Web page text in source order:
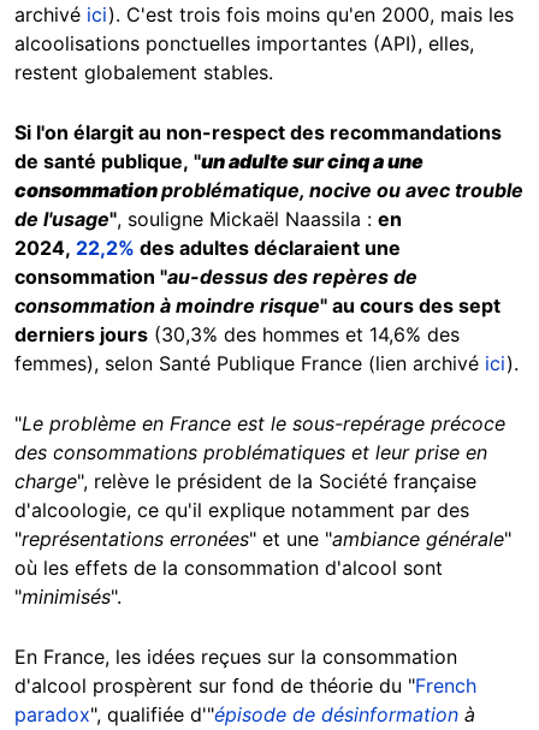
archivé ici). C'est trois fois moins qu'en 2000, mais les
alcoolisations ponctuelles importantes (API), elles,
restent globalement stables.
Si l'on élargit au non-respect des recommandations
de santé publique, "un adulte sur cinq a une
consommationproblématique, nocive ou avec trouble
de l'usage", souligne Mickaël Naassila : en
2024, 22,2% des adultes déclaraient une
consommation "au-dessus des repères de
consommation à moindre risque" au cours des sept
derniers jours (30,3% des hommes et 14,6% des
femmes), selon Santé Publique France (lien archivé ici).
"Le problème en France est le sous-repérage précoce
des consommations problématiques et leur prise en
charge", relève le président de la Société française
d'alcoologie, ce qu'il explique notamment par des
"représentations erronées" et une "ambiance générale"
où les effets de la consommation d'alcool sont
"minimisés".
En France, les idées reçues sur la consommation
d'alcool prospèrent sur fond de théorie du "French
paradox", qualifiée d'"épisode de désinformation à